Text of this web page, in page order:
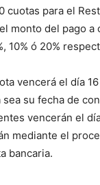
cuotas para el
monto del pago a
10% ó 20%
vencerá el día
sea su fecha de
vencerán el
mediante el
bancaria.